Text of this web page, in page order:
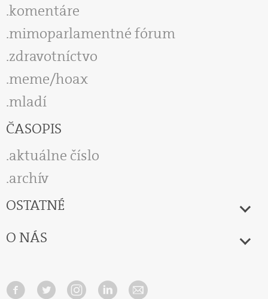
komentáre
mimoparlamentné fórum
zdravotníctvo
meme/hoax
mladí
ČASOPIS
aktuálne číslo
archív
OSTATNÉ
O NÁS